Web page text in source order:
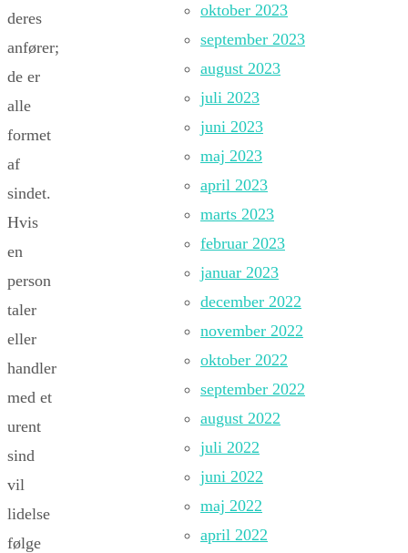
deres
anfører;
de er
alle
formet
af
sindet.
Hvis
en
person
taler
eller
handler
med et
urent
sind
vil
lidelse
følge
oktober 2023
september 2023
august 2023
juli 2023
juni 2023
maj 2023
april 2023
marts 2023
februar 2023
januar 2023
december 2022
november 2022
oktober 2022
september 2022
august 2022
juli 2022
juni 2022
maj 2022
april 2022